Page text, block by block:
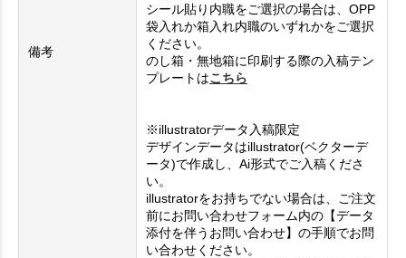
備考
シール貼り内職をご選択の場合は、OPP
袋入れか箱入れ内職のいずれかをご選択
ください。
のし箱・無地箱に印刷する際の入稿テン
プレートはこちら
※illustratorデータ入稿限定
デザインデータはillustrator(ベクターデ
ータ)で作成し、Ai形式でご入稿くださ
い。
illustratorをお持ちでない場合は、ご注文
前にお問い合わせフォーム内の【データ
添付を伴うお問い合わせ】の手順でお問
い合わせください。